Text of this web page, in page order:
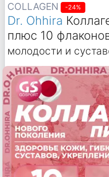
COLLAGEN -24%
Dr. Ohhira
плюс 10
молодости и